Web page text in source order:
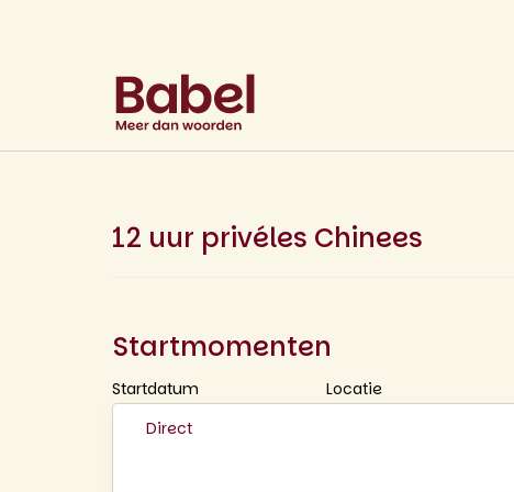
12 uur privéles Chinees
Startmomenten
Startdatum Locatie
Direct